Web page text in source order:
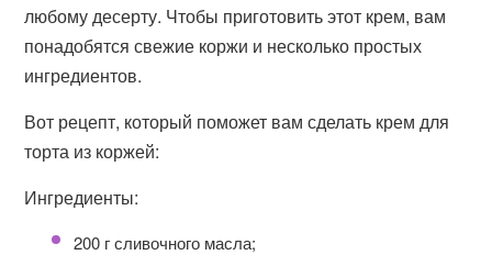
любому десерту. Чтобы приготовить этот крем, вам
понадобятся свежие коржи и несколько простых
ингредиентов.
Вот рецепт, который поможет вам сделать крем для
торта из коржей:
Ингредиенты:
200 г сливочного масла;